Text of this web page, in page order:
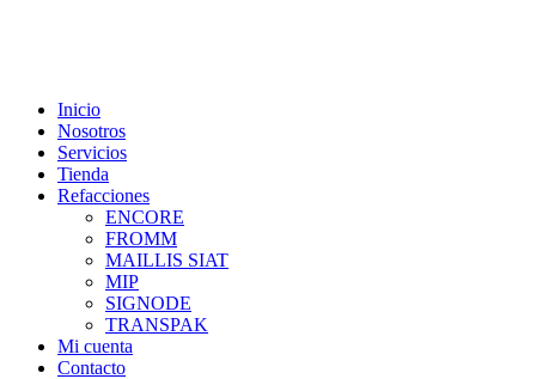
Inicio
Nosotros
Servicios
Tienda
Refacciones
ENCORE
FROMM
MAILLIS SIAT
MIP
SIGNODE
TRANSPAK
Mi cuenta
Contacto